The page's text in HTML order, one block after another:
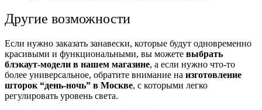
Другие возможности
Если нужно заказать занавески, которые будут одновременно
красивыми и функциональными, вы можете выбрать
блэкаут-модели в нашем магазине, а если нужно что-то
более универсальное, обратите внимание на изготовление
шторок “день-ночь” в Москве, с которыми легко
регулировать уровень света.